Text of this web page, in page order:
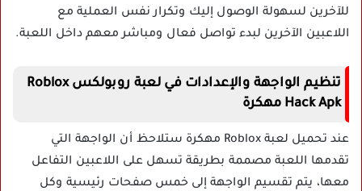
للآخرين لسهولة الوصول إليك وتكرار نفس العملية مع
اللاعبين الآخرين لبدء تواصل فعال ومباشر معهم داخل اللعبة.
تنظيم الواجهة والإعدادات في لعبة روبولكس Roblox
Hack Apk مهكرة
عند تحميل لعبة Roblox مهكرة ستلاحظ أن الواجهة التي
تقدمها اللعبة مصممة بطريقة تسهل على اللاعبين التفاعل
معها، يتم تقسيم الواجهة إلى خمس صفحات رئيسية وكل